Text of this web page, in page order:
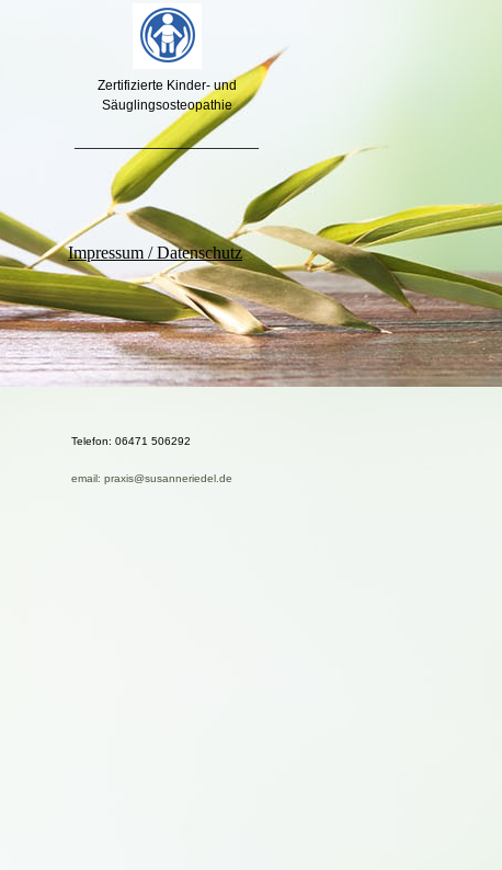
Zertifizierte Kinder- und
Säuglingsosteopathie
_____________________
Impressum / Datenschutz
Telefon: 06471 506292
email: praxis@susanneriedel.de